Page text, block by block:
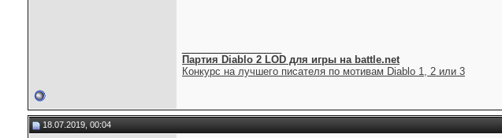
Партия Diablo 2 LOD для игры на battle.net
Конкурс на лучшего писателя по мотивам Diablo 1, 2 или 3
18.07.2019, 00:04